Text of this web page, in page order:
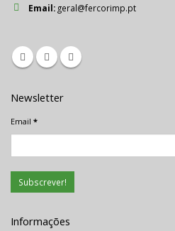
Email: geral@fercorimp.pt
Newsletter
Email *
Informações